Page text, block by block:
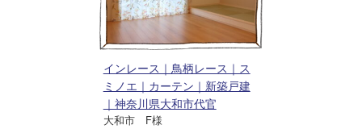
インレース｜鳥柄レース｜ス
ミノエ｜カーテン｜新築戸建
｜神奈川県大和市代官
大和市 F様